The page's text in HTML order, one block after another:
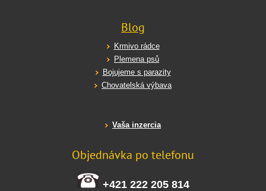
Blog
Krmivo rádce
Plemena psů
Bojujeme s parazity
Chovatelská výbava
Vaša inzercia
Objednávka po telefonu
+421 222 205 814